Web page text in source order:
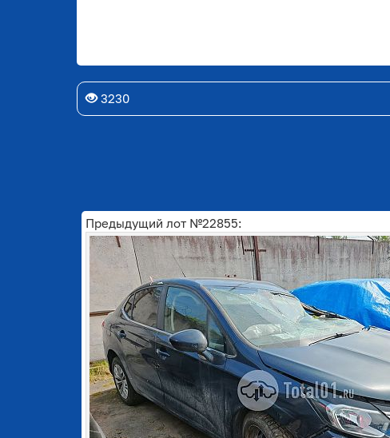
3230
Предыдущий лот №22855: